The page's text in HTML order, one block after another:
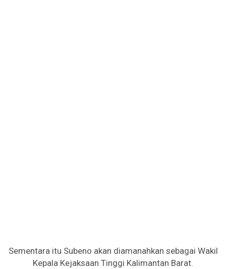
Sementara itu Subeno akan diamanahkan sebagai Wakil
Kepala Kejaksaan Tinggi Kalimantan Barat.